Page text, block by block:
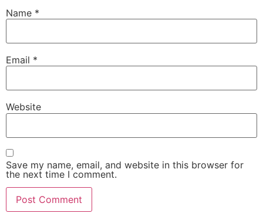
Name *
Email *
Website
Save my name, email, and website in this browser for
the next time I comment.